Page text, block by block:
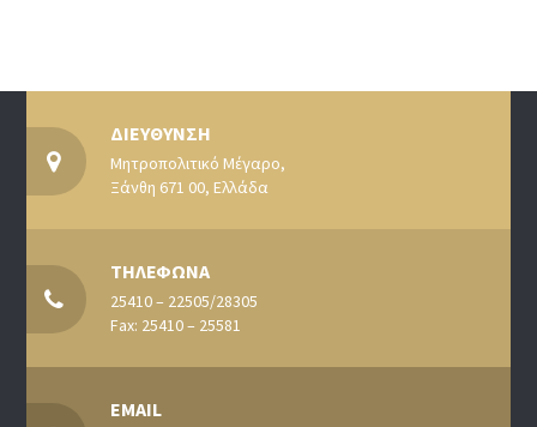
ΔΙΕΥΘΥΝΣΗ
Μητροπολιτικό Μέγαρο,
Ξάνθη 671 00, Ελλάδα
ΤΗΛΕΦΩΝΑ
25410 – 22505/28305
Fax: 25410 – 25581
EMAIL